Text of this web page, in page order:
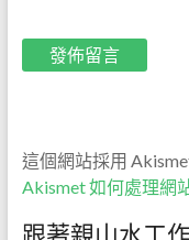
這個網站採用
Akismet 如何處理網
跟著親山水工